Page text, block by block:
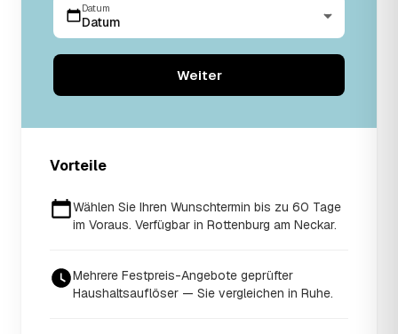
Datum
Datum
Weiter
Vorteile
Wählen Sie Ihren Wunschtermin bis zu 60 Tage
im Voraus. Verfügbar in Rottenburg am Neckar.
Mehrere Festpreis-Angebote geprüfter
Haushaltsauflöser — Sie vergleichen in Ruhe.